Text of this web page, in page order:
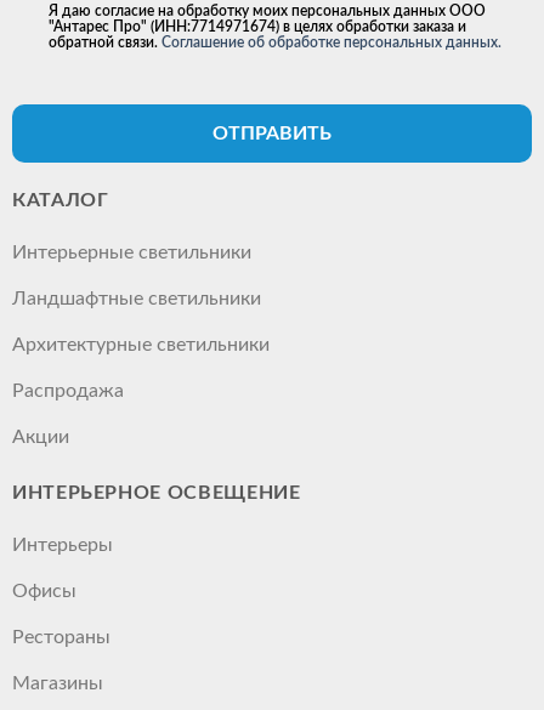
Я даю согласие на обработку моих персональных данных ООО
"Антарес Про" (ИНН:7714971674) в целях обработки заказа и
обратной связи. Соглашение об обработке персональных данных.
ОТПРАВИТЬ
КАТАЛОГ
Интерьерные светильники
Ландшафтные светильники
Архитектурные светильники
Распродажа
Акции
ИНТЕРЬЕРНОЕ ОСВЕЩЕНИЕ
Интерьеры
Офисы
Рестораны
Магазины